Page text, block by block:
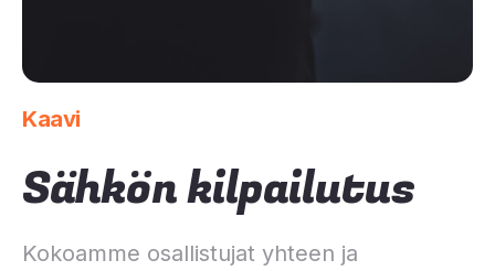
Kaavi
Sähkön kilpailutus
Kokoamme osallistujat yhteen ja